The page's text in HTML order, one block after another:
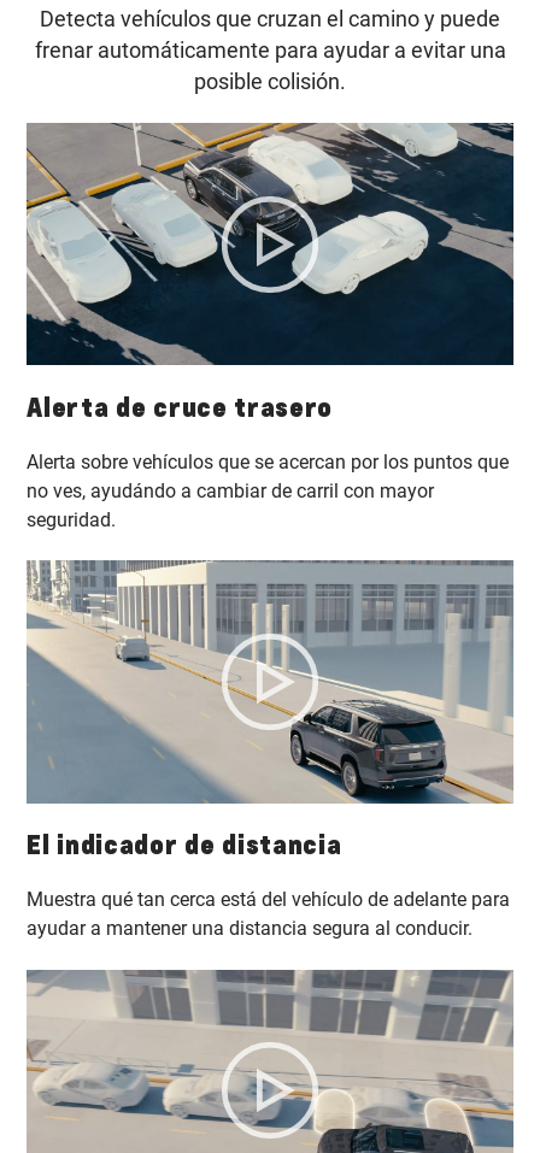
Detecta vehículos que cruzan el camino y puede
frenar automáticamente para ayudar a evitar una
posible colisión.
Alerta de cruce trasero
Alerta sobre vehículos que se acercan por los puntos que
no ves, ayudándo a cambiar de carril con mayor
seguridad.
El indicador de distancia
Muestra qué tan cerca está del vehículo de adelante para
ayudar a mantener una distancia segura al conducir.